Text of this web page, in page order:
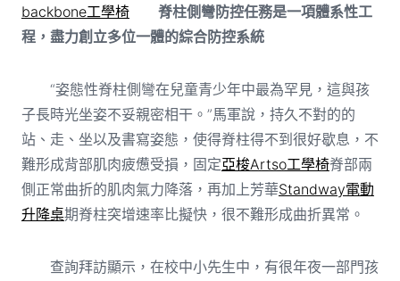
backbone工學椅脊柱側彎防控任務是一項體系性工
程，盡力創立多位一體的綜合防控系統
“姿態性脊柱側彎在兒童青少年中最為罕見，這與孩
子長時光坐姿不妥親密相干。”馬軍說，持久不對的的
站、走、坐以及書寫姿態，使得脊柱得不到很好歇息，不
難形成背部肌肉疲憊受損，固定亞梭Artso工學椅脊部兩
側正常曲折的肌肉氣力降落，再加上芳華Standway電動
升降桌期脊柱突增速率比擬快，很不難形成曲折異常。
查詢拜訪顯示，在校中小先生中，有很年夜一部門孩